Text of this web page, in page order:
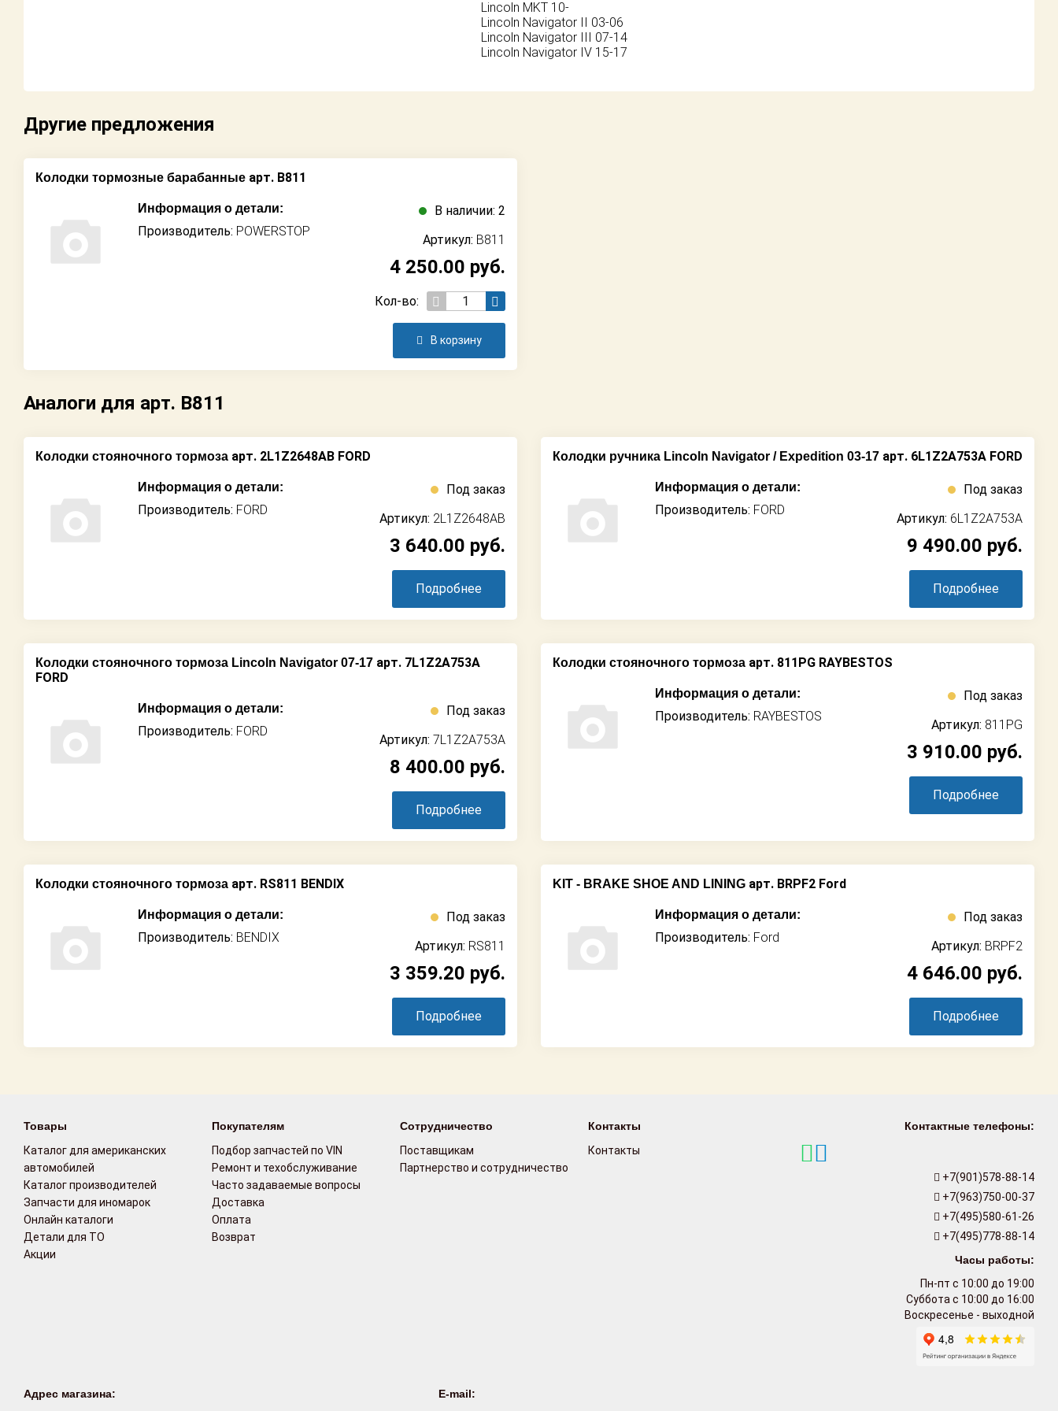
Lincoln MKT 10-
Lincoln Navigator II 03-06
Lincoln Navigator III 07-14
Lincoln Navigator IV 15-17
Другие предложения
Колодки тормозные барабанные арт. B811
Информация о детали:
Производитель: POWERSTOP
В наличии: 2
Артикул: B811
4 250.00 руб.
Кол-во:
В корзину
Аналоги для арт. B811
Колодки стояночного тормоза арт. 2L1Z2648AB FORD
Информация о детали:
Производитель: FORD
Под заказ
Артикул: 2L1Z2648AB
3 640.00 руб.
Подробнее
Колодки ручника Lincoln Navigator / Expedition 03-17 арт. 6L1Z2A753A FORD
Информация о детали:
Производитель: FORD
Под заказ
Артикул: 6L1Z2A753A
9 490.00 руб.
Подробнее
Колодки стояночного тормоза Lincoln Navigator 07-17 арт. 7L1Z2A753A
FORD
Информация о детали:
Производитель: FORD
Под заказ
Артикул: 7L1Z2A753A
8 400.00 руб.
Подробнее
Колодки стояночного тормоза арт. 811PG RAYBESTOS
Информация о детали:
Производитель: RAYBESTOS
Под заказ
Артикул: 811PG
3 910.00 руб.
Подробнее
Колодки стояночного тормоза арт. RS811 BENDIX
Информация о детали:
Производитель: BENDIX
Под заказ
Артикул: RS811
3 359.20 руб.
Подробнее
KIT - BRAKE SHOE AND LINING арт. BRPF2 Ford
Информация о детали:
Производитель: Ford
Под заказ
Артикул: BRPF2
4 646.00 руб.
Подробнее
Товары
Каталог для американских
автомобилей
Каталог производителей
Запчасти для иномарок
Онлайн каталоги
Детали для ТО
Акции
Покупателям
Подбор запчастей по VIN
Ремонт и техобслуживание
Часто задаваемые вопросы
Доставка
Оплата
Возврат
Сотрудничество
Поставщикам
Партнерство и сотрудничество
Контакты
Контакты
Контактные телефоны:
+7(901)578-88-14
+7(963)750-00-37
+7(495)580-61-26
+7(495)778-88-14
Часы работы:
Пн-пт с 10:00 до 19:00
Суббота с 10:00 до 16:00
Воскресенье - выходной
Адрес магазина: E-mail: